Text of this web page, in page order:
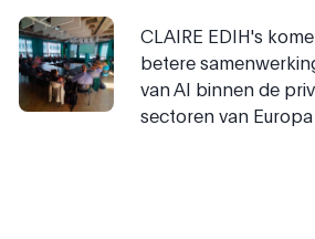
CLAIRE EDIH's
betere
van AI binnen de
sectoren van Europa